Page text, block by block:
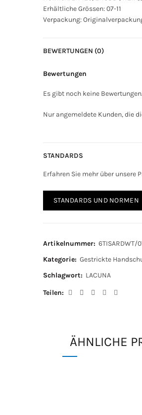
Erhältliche Grössen: 07-11
Verpackung:
BEWERTUNGEN (0)
Bewertungen
Es gibt noch keine Bewertungen.
Nur angemeldete Kunden, die
STANDARDS
Erfahren Sie mehr über
STANDARDS UND NORMEN
Artikelnummer: 6TISARDWT/
Kategorie: Gestrickte
Schlagwort: LACUNA
Teilen
ÄHNLICHE